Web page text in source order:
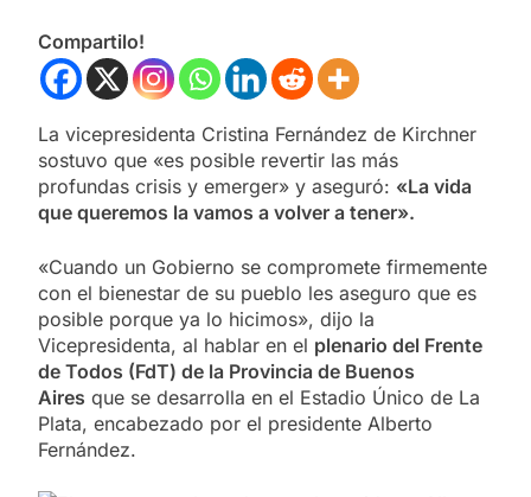
Compartilo!
La vicepresidenta Cristina Fernández de Kirchner
sostuvo que «es posible revertir las más
profundas crisis y emerger» y aseguró: «La vida
que queremos la vamos a volver a tener».
«Cuando un Gobierno se compromete firmemente
con el bienestar de su pueblo les aseguro que es
posible porque ya lo hicimos», dijo la
Vicepresidenta, al hablar en el plenario del Frente
de Todos (FdT) de la Provincia de Buenos
Aires que se desarrolla en el Estadio Único de La
Plata, encabezado por el presidente Alberto
Fernández.